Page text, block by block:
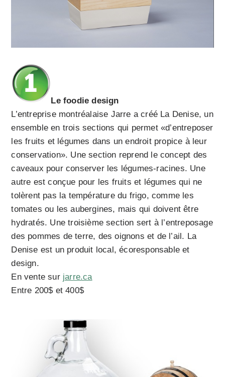
Le foodie design
L’entreprise montréalaise Jarre a créé La Denise, un
ensemble en trois sections qui permet «d’entreposer
les fruits et légumes dans un endroit propice à leur
conservation». Une section reprend le concept des
caveaux pour conserver les légumes-racines. Une
autre est conçue pour les fruits et légumes qui ne
tolèrent pas la température du frigo, comme les
tomates ou les aubergines, mais qui doivent être
hydratés. Une troisième section sert à l’entreposage
des pommes de terre, des oignons et de l’ail. La
Denise est un produit local, écoresponsable et
design.
En vente sur jarre.ca
Entre 200$ et 400$